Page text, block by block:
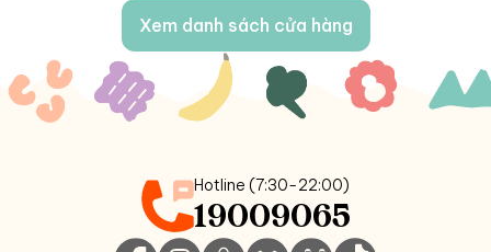
Xem danh sách cửa hàng
Hotline (7:30-22:00)
19009065